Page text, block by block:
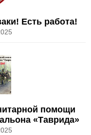
Есть работа!
помощи
«Таврида»